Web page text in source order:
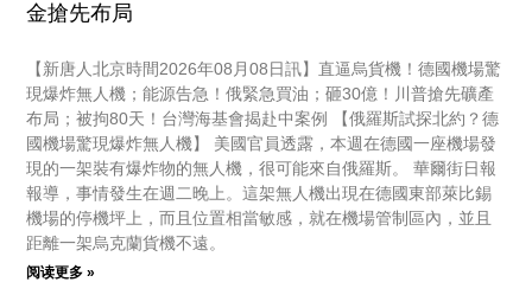
金搶先布局
【新唐人北京時間2026年08月08日訊】直逼烏貨機！德國機場驚
現爆炸無人機；能源告急！俄緊急買油；砸30億！川普搶先礦產
布局；被拘80天！台灣海基會揭赴中案例 【俄羅斯試探北約？德
國機場驚現爆炸無人機】 美國官員透露，本週在德國一座機場發
現的一架裝有爆炸物的無人機，很可能來自俄羅斯。 華爾街日報
報導，事情發生在週二晚上。這架無人機出現在德國東部萊比錫
機場的停機坪上，而且位置相當敏感，就在機場管制區內，並且
距離一架烏克蘭貨機不遠。
阅读更多 »